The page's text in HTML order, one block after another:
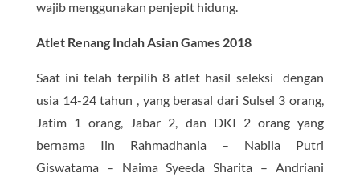
wajib menggunakan penjepit hidung.
Atlet Renang Indah Asian Games 2018
Saat ini telah terpilih 8 atlet hasil seleksi dengan
usia 14-24 tahun , yang berasal dari Sulsel 3 orang,
Jatim 1 orang, Jabar 2, dan DKI 2 orang yang
bernama Iin Rahmadhania – Nabila Putri
Giswatama – Naima Syeeda Sharita – Andriani